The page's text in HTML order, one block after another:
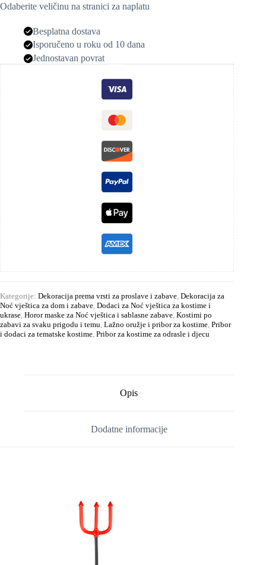
Odaberite veličinu na stranici za naplatu
Besplatna dostava
Isporučeno u roku od 10 dana
Jednostavan povrat
Kategorije: Dekoracija prema vrsti za proslave i zabave, Dekoracija za
Noć vještica za dom i zabave, Dodaci za Noć vještica za kostime i
ukrase, Horor maske za Noć vještica i sablasne zabave, Kostimi po
zabavi za svaku prigodu i temu, Lažno oružje i pribor za kostime, Pribor
i dodaci za tematske kostime, Pribor za kostime za odrasle i djecu
Opis
Dodatne informacije